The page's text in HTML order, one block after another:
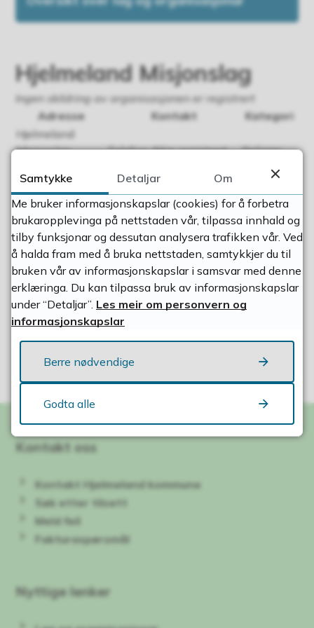
Hjelmeland Misjonslag
Ingen skildring av organisasjonen er registrert
Adresse
Kontakt
Kategori
Hjelmeland
Misjonslag
Org.nr. :
916381271
Telefon:Ikkje registrert
stale.halsne@gmail.com
Religiøs
Kontaktpersonar
Ståle Halsne
E-poststale.halsne@gmail.com
Fann du det du leita etter?
Ja
Kontakt oss
Kontakt Hjelmeland kommune
Søk etter tilsett
Meld feil
Fakturaspørsmål
Nyttige lenker
Samtykke Detaljar
Om
Me bruker informasjonskapslar (cookies) for å forbetra
brukaropplevinga på nettstaden vår, tilpassa innhald og
tilby funksjonar og dessutan analysera trafikken vår. Ved
å halda fram med å bruka nettstaden, samtykkjer du til
bruken vår av informasjonskapslar i samsvar med denne
erklæringa. Du kan tilpassa bruk av informasjonskapslar
under “Detaljar”. Les meir om personvern og
informasjonskapslar
Berre nødvendige
Godta alle